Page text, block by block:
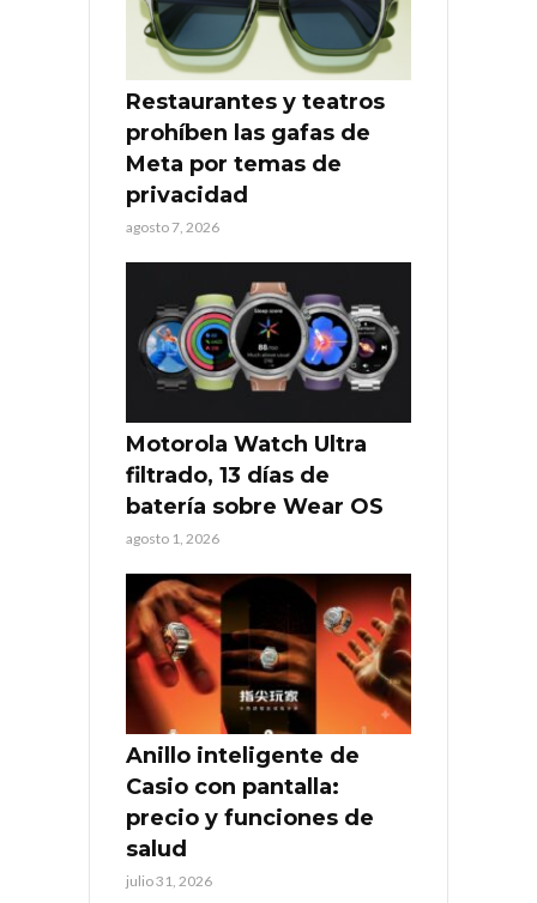
Restaurantes y teatros
prohíben las gafas de
Meta por temas de
privacidad
agosto 7, 2026
Motorola Watch Ultra
filtrado, 13 días de
batería sobre Wear OS
agosto 1, 2026
Anillo inteligente de
Casio con pantalla:
precio y funciones de
salud
julio 31, 2026